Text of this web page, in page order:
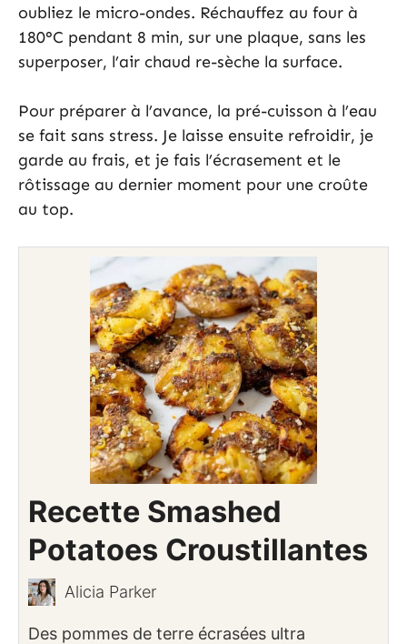
oubliez le micro-ondes. Réchauffez au four à
180°C pendant 8 min, sur une plaque, sans les
superposer, l’air chaud re-sèche la surface.
Pour préparer à l’avance, la pré-cuisson à l’eau
se fait sans stress. Je laisse ensuite refroidir, je
garde au frais, et je fais l’écrasement et le
rôtissage au dernier moment pour une croûte
au top.
Recette Smashed
Potatoes Croustillantes
Alicia Parker
Des pommes de terre écrasées ultra